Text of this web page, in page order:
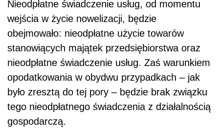
Nieodpłatne świadczenie usług, od momentu
wejścia w życie nowelizacji, będzie
obejmowało: nieodpłatne użycie towarów
stanowiących majątek przedsiębiorstwa oraz
nieodpłatne świadczenie usług. Zaś warunkiem
opodatkowania w obydwu przypadkach – jak
było zresztą do tej pory – będzie brak związku
tego nieodpłatnego świadczenia z działalnością
gospodarczą.